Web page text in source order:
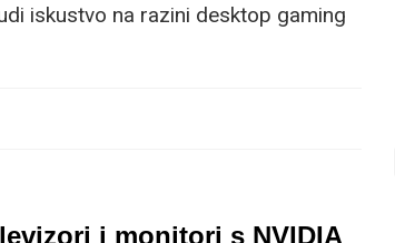
iskustvo na razini desktop gaming
i monitori s NVIDIA